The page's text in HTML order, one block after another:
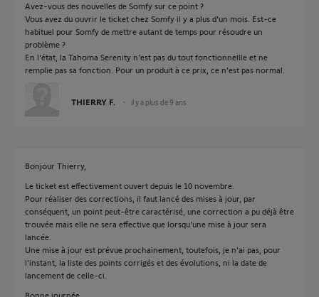
Avez-vous des nouvelles de Somfy sur ce point ?
Vous avez du ouvrir le ticket chez Somfy il y a plus d'un mois. Est-ce
habituel pour Somfy de mettre autant de temps pour résoudre un
problème ?
En l'état, la Tahoma Serenity n'est pas du tout fonctionnellle et ne
remplie pas sa fonction. Pour un produit à ce prix, ce n'est pas normal.
THIERRY F. il y a plus de 9 ans
Bonjour Thierry,
Le ticket est effectivement ouvert depuis le 10 novembre.
Pour réaliser des corrections, il faut lancé des mises à jour, par
conséquent, un point peut-être caractérisé, une correction a pu déjà être
trouvée mais elle ne sera effective que lorsqu'une mise à jour sera
lancée.
Une mise à jour est prévue prochainement, toutefois, je n'ai pas, pour
l'instant, la liste des points corrigés et des évolutions, ni la date de
lancement de celle-ci.
Bonne journée.